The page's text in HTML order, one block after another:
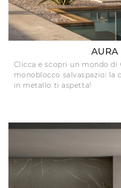
AURA
Clicca e scopri un mondo di
monoblocco salvaspazio: la
in metallo ti aspetta!